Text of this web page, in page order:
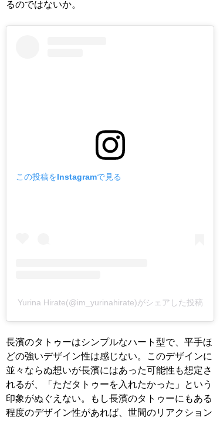
るのではないか。
この投稿をInstagramで見る
Yurina Hirate(@im_yurinahirate)がシェアした投稿
長濱のタトゥーはシンプルなハート型で、平手ほ
どの強いデザイン性は感じない。このデザインに
並々ならぬ想いが長濱にはあった可能性も想定さ
れるが、「ただタトゥーを入れたかった」という
印象がぬぐえない。もし長濱のタトゥーにもある
程度のデザイン性があれば、世間のリアクション